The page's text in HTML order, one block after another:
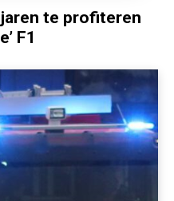
te profiteren
F1